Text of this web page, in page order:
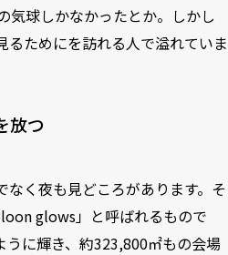
気球しかなかったとか。しかし
るためにを訪れる人で溢れていま
放つ
なく夜も見どころがあります。そ
glows」と呼ばれるもので
うに輝き、約323,800㎡もの会場